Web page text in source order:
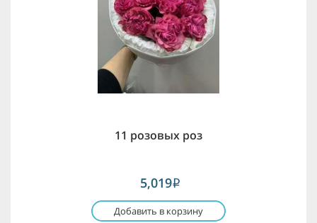
11 розовых роз
5,019i
Добавить в корзину